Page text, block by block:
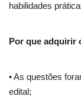
habilidades
Por que adquirir
• As questões
edital;